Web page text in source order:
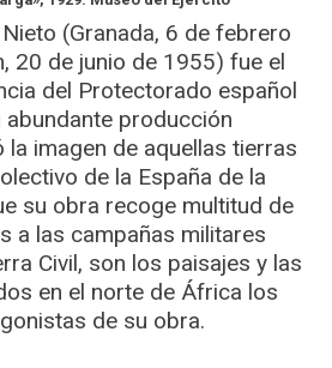
(Granada, 6 de febrero
20 de junio de 1955) fue el
del Protectorado español
abundante producción
imagen de aquellas tierras
de la España de la
su obra recoge multitud de
a las campañas militares
Civil, son los paisajes y las
en el norte de África los
de su obra.